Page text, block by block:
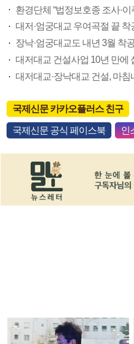
환경단체 “법정보호종 조사·
대저·엄궁대교 우여곡절 끝
대저대교 건설사업 10년 만에
대저대교·장낙대교 건설, 마
국제신문 카카오플러스 친구
국제신문 공식 페이스북 인